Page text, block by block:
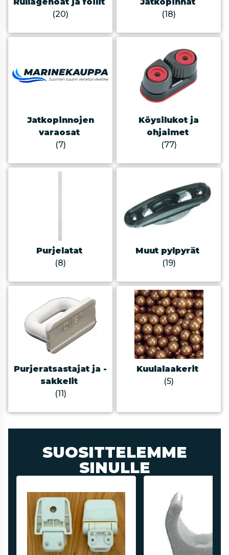
(20)
(18)
Jatkopinnojen
varaosat
(7)
Köysilukot ja
ohjaimet
(77)
Purjelatat
(8)
Muut pylpyrät
(19)
Purjeratsastajat ja -
sakkelit
(11)
Kuulalaakerit
(5)
SUOSITTELEMME
SINULLE